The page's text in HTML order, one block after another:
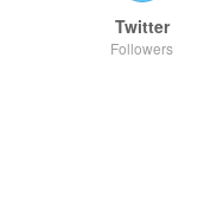
Twitter
Followers